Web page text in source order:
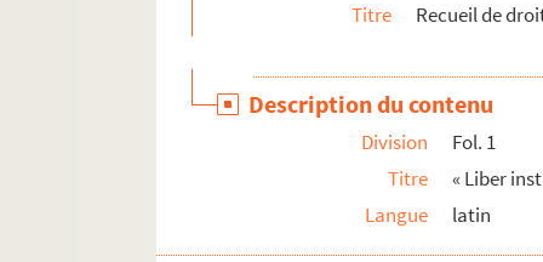
39. « Apparatus ad vitam S. P. Augustini, per
40. Strophes en l'honneur de saint Hilaire
41. Légende de saint Pierre d'Alexandrie
42. « Nomina monachorum martyrum »
Gallia christiana,relatives à
44. [Titre absent ou non renseigné]
Titre
Recueil de
Description du contenu
Division
Fol. 1
Titre
« Liber
Langue
latin